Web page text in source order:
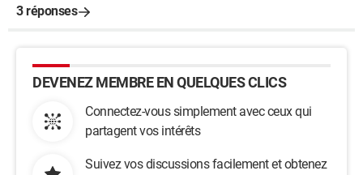
3 réponses
DEVENEZ MEMBRE EN QUELQUES CLICS
Connectez-vous simplement avec ceux qui
partagent vos intérêts
Suivez vos discussions facilement et obtenez